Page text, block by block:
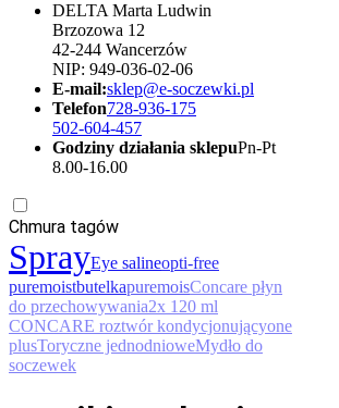
DELTA Marta Ludwin
Brzozowa 12
42-244 Wancerzów
NIP: 949-036-02-06
E-mail:sklep@e-soczewki.pl
Telefon728-936-175
502-604-457
Godziny działania sklepuPn-Pt
8.00-16.00
Chmura tagów
SprayEye salineopti-free
puremoistbutelkapuremoisConcare płyn
do przechowywania2x 120 ml
CONCARE roztwór kondycjonującyone
plusToryczne jednodnioweMydło do
soczewek